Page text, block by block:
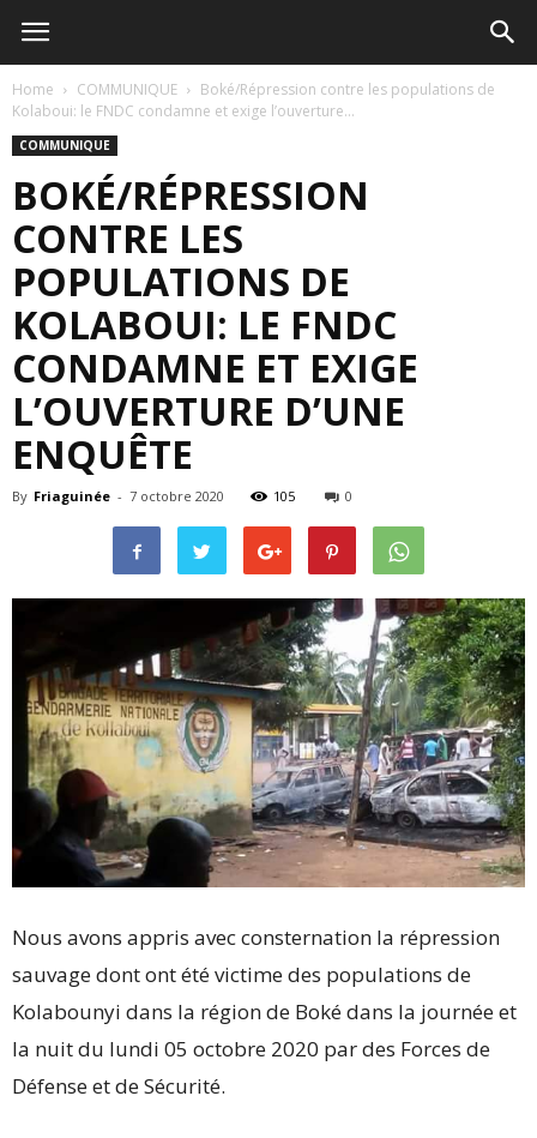
Home COMMUNIQUE
Boké/Répression contre les populations de
Kolaboui: le FNDC condamne et exige l’ouverture...
COMMUNIQUE
BOKÉ/RÉPRESSION
CONTRE LES
POPULATIONS DE
KOLABOUI: LE FNDC
CONDAMNE ET EXIGE
L’OUVERTURE D’UNE
ENQUÊTE
By Friaguinée - 7 octobre 2020 105 0
Nous avons appris avec consternation la répression
sauvage dont ont été victime des populations de
Kolabounyi dans la région de Boké dans la journée et
la nuit du lundi 05 octobre 2020 par des Forces de
Défense et de Sécurité.